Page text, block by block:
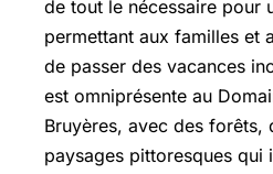
de tout le nécessaire pour
permettant aux familles et
de passer des vacances
est omniprésente au
Bruyères, avec des forêts,
paysages pittoresques qui